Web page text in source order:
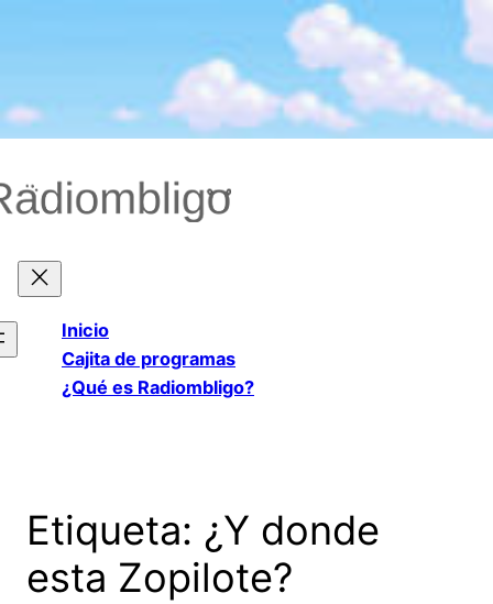
Inicio
Cajita de programas
¿Qué es Radiombligo?
Etiqueta: ¿Y donde
esta Zopilote?